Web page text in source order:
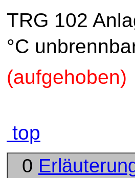
TRG 102
°C
(aufgehoben)
top
0